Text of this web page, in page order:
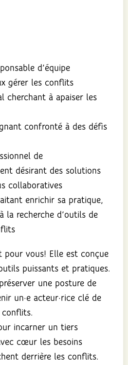
d’équipe
gérer les conflits
cherchant à apaiser les
confronté à des défis
de
désirant des solutions
collaboratives
enrichir sa pratique,
la recherche d’outils de
vous! Elle est conçue
puissants et pratiques.
une posture de
un·e acteur·rice clé de
incarner un tiers
cœur les besoins
derrière les conflits.